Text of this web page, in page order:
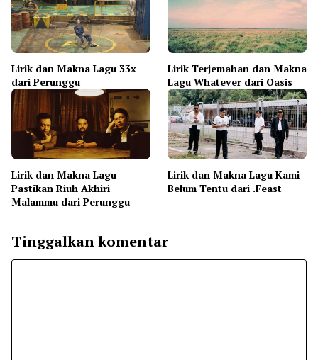
Lirik dan Makna Lagu 33x
dari Perunggu
Lirik Terjemahan dan Makna
Lagu Whatever dari Oasis
Lirik dan Makna Lagu
Pastikan Riuh Akhiri
Malammu dari Perunggu
Lirik dan Makna Lagu Kami
Belum Tentu dari .Feast
Tinggalkan komentar
Komentar